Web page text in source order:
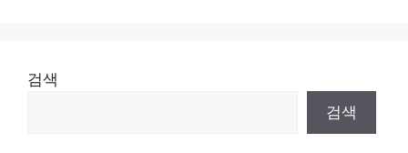
검색
검색